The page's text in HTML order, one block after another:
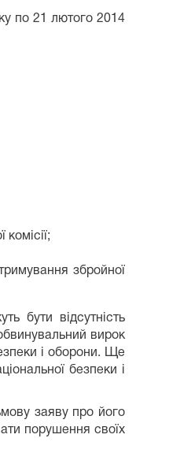
по 21 лютого 2014
збройної
бути відсутність
вирок
і оборони. Ще
безпеки і
заяву про його
порушення своїх